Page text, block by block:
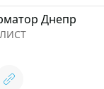
Днепр